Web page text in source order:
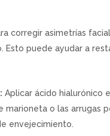
corregir asimetrías
Esto puede ayudar a
Aplicar ácido hialurónico
marioneta o las arrugas
envejecimiento.